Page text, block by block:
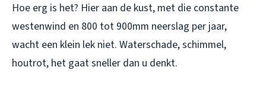
Hoe erg is het? Hier aan de kust, met die constante
westenwind en 800 tot 900mm neerslag per jaar,
wacht een klein lek niet. Waterschade, schimmel,
houtrot, het gaat sneller dan u denkt.